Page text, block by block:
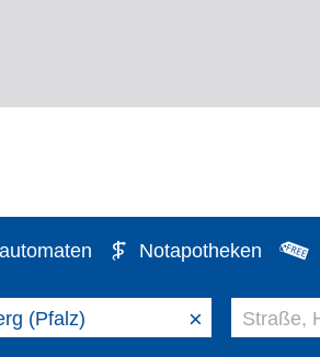
Notapotheken
×